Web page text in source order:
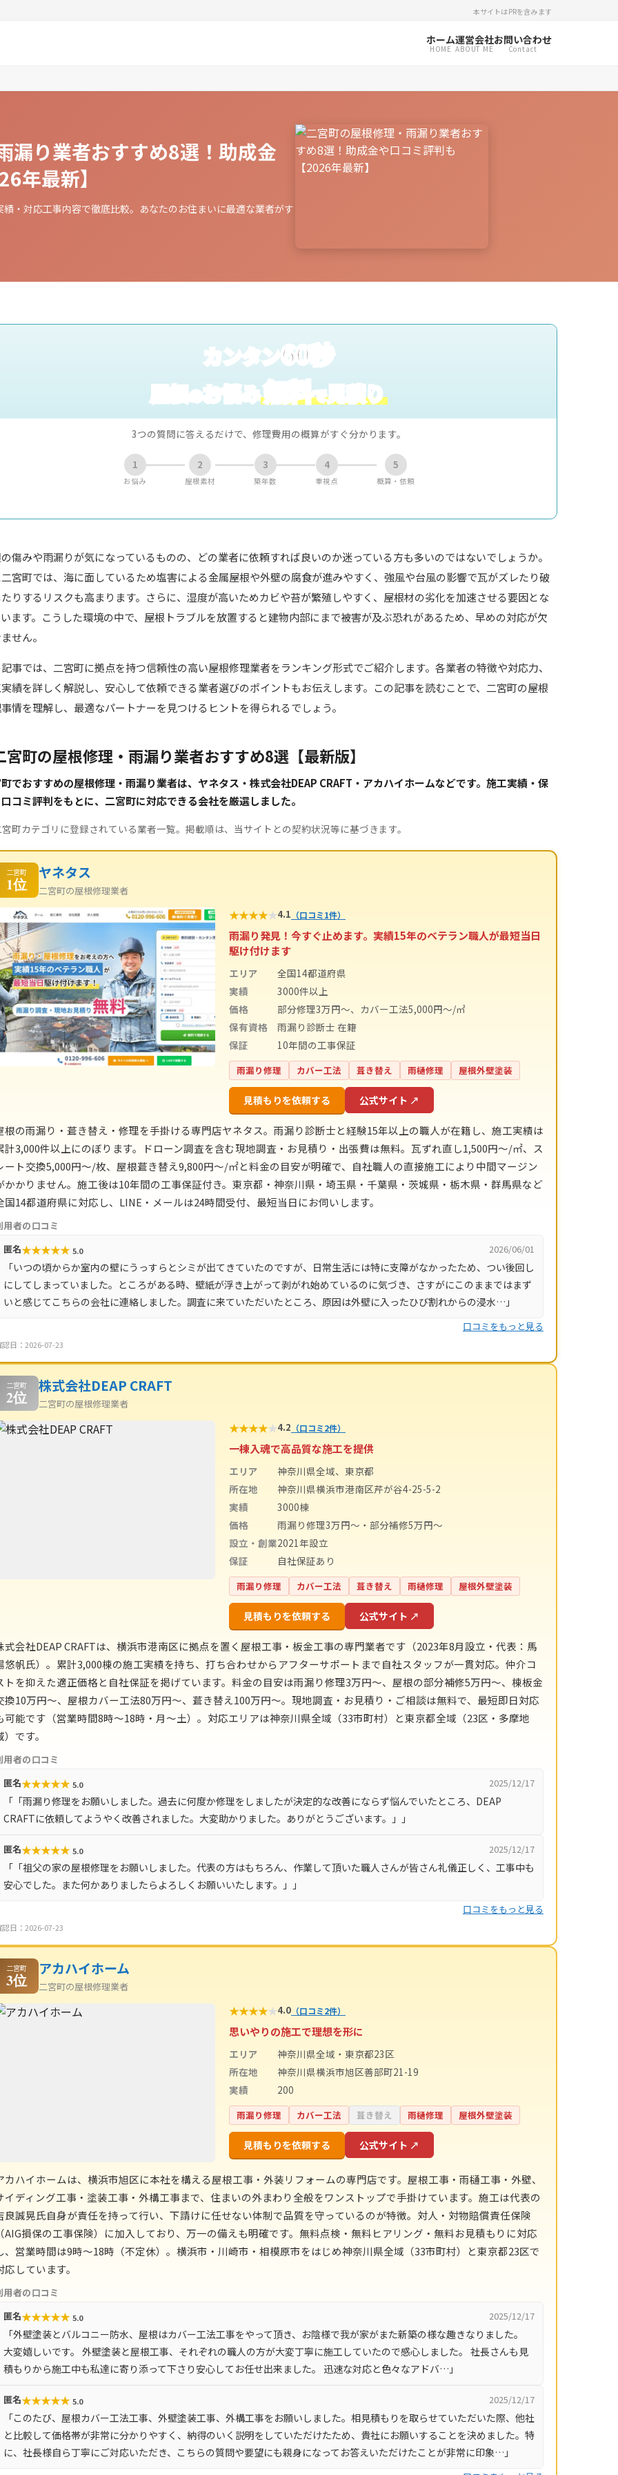
本サイトはPRを含みます
ホーム
HOME
運営会社
ABOUT ME
お問い合わせ
Contact
漏り業者おすすめ8選！助成金
年最新】
・対応工事内容で徹底比較。あなたのお住まいに最適な業者がす
カンタン60秒
屋根のお悩み無料で見積り
3つの質問に答えるだけで、修理費用の概算がすぐ分かります。
1
お悩み
2
屋根素材
3
築年数
4
重視点
5
概算・依頼
傷みや雨漏りが気になっているものの、どの業者に依頼すれば良いのか迷っている方も多いのではないでしょうか。
宮町では、海に面しているため塩害による金属屋根や外壁の腐食が進みやすく、強風や台風の影響で瓦がズレたり破
りするリスクも高まります。さらに、湿度が高いためカビや苔が繁殖しやすく、屋根材の劣化を加速させる要因とな
ます。こうした環境の中で、屋根トラブルを放置すると建物内部にまで被害が及ぶ恐れがあるため、早めの対応が欠
せん。
事では、二宮町に拠点を持つ信頼性の高い屋根修理業者をランキング形式でご紹介します。各業者の特徴や対応力、
績を詳しく解説し、安心して依頼できる業者選びのポイントもお伝えします。この記事を読むことで、二宮町の屋根
情を理解し、最適なパートナーを見つけるヒントを得られるでしょう。
宮町の屋根修理・雨漏り業者おすすめ8選【最新版】
でおすすめの屋根修理・雨漏り業者は、ヤネタス・株式会社DEAP CRAFT・アカハイホームなどです。施工実績・保
コミ評判をもとに、二宮町に対応できる会社を厳選しました。
町カテゴリに登録されている業者一覧。掲載順は、当サイトとの契約状況等に基づきます。
二宮町
1位
ヤネタス
二宮町の屋根修理業者
★★★★★4.1 （口コミ1件）
雨漏り発見！今すぐ止めます。実績15年のベテラン職人が最短当日
駆け付けます
エリア
全国14都道府県
実績
3000件以上
価格
部分修理3万円～、カバー工法5,000円～/㎡
保有資格
雨漏り診断士 在籍
保証
10年間の工事保証
雨漏り修理 カバー工法 葺き替え 雨樋修理 屋根外壁塗装
見積もりを依頼する 公式サイト ↗
根の雨漏り・葺き替え・修理を手掛ける専門店ヤネタス。雨漏り診断士と経験15年以上の職人が在籍し、施工実績は
計3,000件以上にのぼります。ドローン調査を含む現地調査・お見積り・出張費は無料。瓦ずれ直し1,500円〜/㎡、ス
ート交換5,000円〜/枚、屋根葺き替え9,800円〜/㎡と料金の目安が明確で、自社職人の直接施工により中間マージン
かかりません。施工後は10年間の工事保証付き。東京都・神奈川県・埼玉県・千葉県・茨城県・栃木県・群馬県など
国14都道府県に対応し、LINE・メールは24時間受付、最短当日にお伺いします。
用者の口コミ
匿名★★★★★ 5.0 2026/06/01
「いつの頃からか室内の壁にうっすらとシミが出てきていたのですが、日常生活には特に支障がなかったため、つい後回し
にしてしまっていました。ところがある時、壁紙が浮き上がって剥がれ始めているのに気づき、さすがにこのままではまず
いと感じてこちらの会社に連絡しました。調査に来ていただいたところ、原因は外壁に入ったひび割れからの浸水…」
口コミをもっと見る
認日：2026-07-23
二宮町
2位
株式会社DEAP CRAFT
二宮町の屋根修理業者
★★★★★4.2 （口コミ2件）
一棟入魂で高品質な施工を提供
エリア
神奈川県全域、東京都
所在地
神奈川県横浜市港南区芹が谷4-25-5-2
実績
3000棟
価格
雨漏り修理3万円〜・部分補修5万円〜
設立・創業2021年設立
保証
自社保証あり
雨漏り修理 カバー工法 葺き替え 雨樋修理 屋根外壁塗装
見積もりを依頼する 公式サイト ↗
式会社DEAP CRAFTは、横浜市港南区に拠点を置く屋根工事・板金工事の専門業者です（2023年8月設立・代表：馬
悠帆氏）。累計3,000棟の施工実績を持ち、打ち合わせからアフターサポートまで自社スタッフが一貫対応。仲介コ
トを抑えた適正価格と自社保証を掲げています。料金の目安は雨漏り修理3万円〜、屋根の部分補修5万円〜、棟板金
換10万円〜、屋根カバー工法80万円〜、葺き替え100万円〜。現地調査・お見積り・ご相談は無料で、最短即日対応
可能です（営業時間8時〜18時・月〜土）。対応エリアは神奈川県全域（33市町村）と東京都全域（23区・多摩地
）です。
用者の口コミ
匿名★★★★★ 5.0 2025/12/17
「「雨漏り修理をお願いしました。過去に何度か修理をしましたが決定的な改善にならず悩んでいたところ、DEAP
CRAFTに依頼してようやく改善されました。大変助かりました。ありがとうございます。」」
匿名★★★★★ 5.0 2025/12/17
「「祖父の家の屋根修理をお願いしました。代表の方はもちろん、作業して頂いた職人さんが皆さん礼儀正しく、工事中も
安心でした。また何かありましたらよろしくお願いいたします。」」
口コミをもっと見る
認日：2026-07-23
二宮町
3位
アカハイホーム
二宮町の屋根修理業者
★★★★★4.0 （口コミ2件）
思いやりの施工で理想を形に
エリア
神奈川県全域・東京都23区
所在地
神奈川県横浜市旭区善部町21-19
実績
200
雨漏り修理 カバー工法 葺き替え 雨樋修理 屋根外壁塗装
見積もりを依頼する 公式サイト ↗
カハイホームは、横浜市旭区に本社を構える屋根工事・外装リフォームの専門店です。屋根工事・雨樋工事・外壁、
イディング工事・塗装工事・外構工事まで、住まいの外まわり全般をワンストップで手掛けています。施工は代表の
良誠晃氏自身が責任を持って行い、下請けに任せない体制で品質を守っているのが特徴。対人・対物賠償責任保険
AIG損保の工事保険）に加入しており、万一の備えも明確です。無料点検・無料ヒアリング・無料お見積もりに対応
、営業時間は9時〜18時（不定休）。横浜市・川崎市・相模原市をはじめ神奈川県全域（33市町村）と東京都23区で
応しています。
用者の口コミ
匿名★★★★★ 5.0 2025/12/17
「外壁塗装とバルコニー防水、屋根はカバー工法工事をやって頂き、お陰様で我が家がまた新築の様な趣きなりました。
大変嬉しいです。 外壁塗装と屋根工事、それぞれの職人の方が大変丁寧に施工していたので感心しました。 社長さんも見
積もりから施工中も私達に寄り添って下さり安心してお任せ出来ました。 迅速な対応と色々なアドバ…」
匿名★★★★★ 5.0 2025/12/17
「このたび、屋根カバー工法工事、外壁塗装工事、外構工事をお願いしました。相見積もりを取らせていただいた際、他社
と比較して価格帯が非常に分かりやすく、納得のいく説明をしていただけたため、貴社にお願いすることを決めました。特
に、社長様自ら丁寧にご対応いただき、こちらの質問や要望にも親身になってお答えいただけたことが非常に印象…」